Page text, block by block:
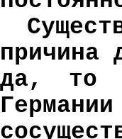
причина
да, то